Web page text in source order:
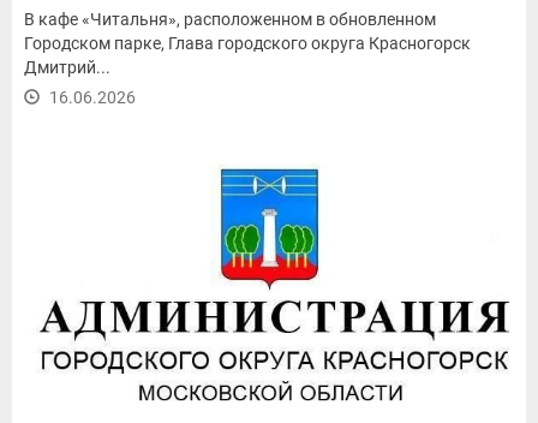
В кафе «Читальня», расположенном в обновленном
Городском парке, Глава городского округа Красногорск
Дмитрий...
16.06.2026